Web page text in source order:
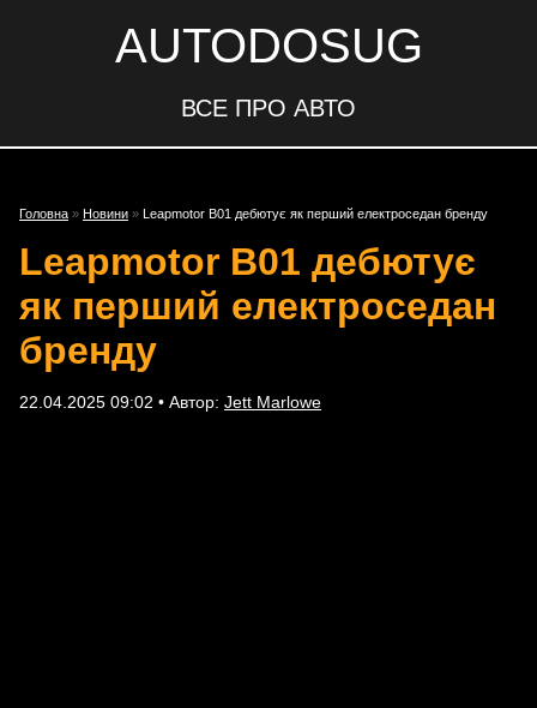
AUTODOSUG
ВСЕ ПРО АВТО
Головна » Новини » Leapmotor B01 дебютує як перший електроседан бренду
Leapmotor B01 дебютує
як перший електроседан
бренду
22.04.2025 09:02 • Автор: Jett Marlowe